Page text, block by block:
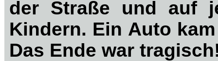
der Straße und auf
Kindern. Ein Auto
Das Ende war